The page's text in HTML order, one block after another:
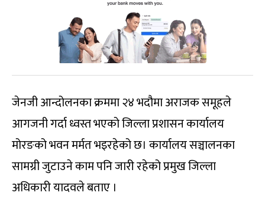
जेनजी आन्दोलनका क्रममा २४ भदौमा अराजक समूहले
आगजनी गर्दा ध्वस्त भएको जिल्ला प्रशासन कार्यालय
मोरङको भवन मर्मत भइरहेको छ। कार्यालय सञ्चालनका
सामग्री जुटाउने काम पनि जारी रहेको प्रमुख जिल्ला
अधिकारी यादवले बताए ।